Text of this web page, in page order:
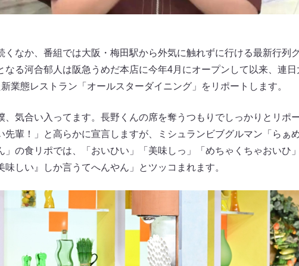
くなか、番組では大阪・梅田駅から外気に触れずに行ける最新行列
なる河合郁人は阪急うめだ本店に今年4月にオープンして以来、連
業態レストラン「オールスターダイニング」をリポートします。
、気合い入ってます。長野くんの席を奪うつもりでしっかりとリポ
先輩！」と高らかに宣言しますが、ミシュランビブグルマン「らぁ
」の食リポでは、「おいひい」「美味しっ」「めちゃくちゃおいひ
味しい』しか言うてへんやん」とツッコまれます。